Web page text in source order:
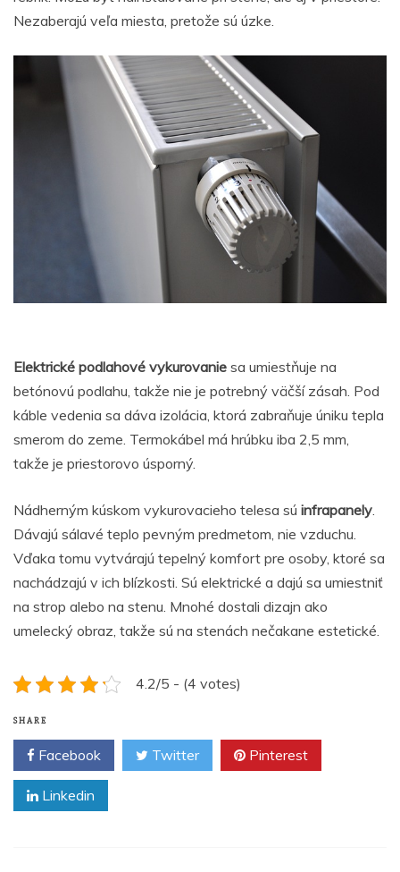
Nezaberajú veľa miesta, pretože sú úzke.
Elektrické podlahové vykurovanie sa umiestňuje na
betónovú podlahu, takže nie je potrebný väčší zásah. Pod
káble vedenia sa dáva izolácia, ktorá zabraňuje úniku tepla
smerom do zeme. Termokábel má hrúbku iba 2,5 mm,
takže je priestorovo úsporný.
Nádherným kúskom vykurovacieho telesa sú infrapanely.
Dávajú sálavé teplo pevným predmetom, nie vzduchu.
Vďaka tomu vytvárajú tepelný komfort pre osoby, ktoré sa
nachádzajú v ich blízkosti. Sú elektrické a dajú sa umiestniť
na strop alebo na stenu. Mnohé dostali dizajn ako
umelecký obraz, takže sú na stenách nečakane estetické.
4.2/5 - (4 votes)
SHARE
Facebook Twitter Pinterest
Linkedin